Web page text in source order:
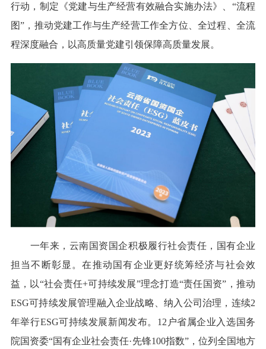
行动，制定《党建与生产经营有效融合实施办法》、“流程
图”，推动党建工作与生产经营工作全方位、全过程、全流
程深度融合，以高质量党建引领保障高质量发展。
一年来，云南国资国企积极履行社会责任，国有企业
担当不断彰显。在推动国有企业更好统筹经济与社会效
益，以“社会责任+可持续发展”理念打造“责任国资”，推动
ESG可持续发展管理融入企业战略、纳入公司治理，连续2
年举行ESG可持续发展新闻发布。12户省属企业入选国务
院国资委“国有企业社会责任·先锋100指数”，位列全国地方